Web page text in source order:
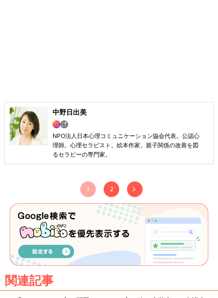
中野日出美
NPО法人日本心理コミュニケーション協会代表。公認心
理師。心理セラピスト。絵本作家。親子関係の改善を図
るセラピーの専門家。
1 2
関連記事